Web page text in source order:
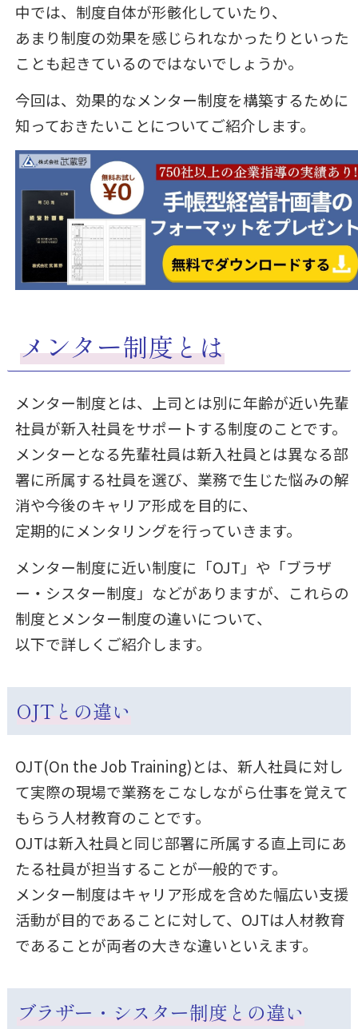
中では、制度自体が形骸化していたり、
あまり制度の効果を感じられなかったりといった
ことも起きているのではないでしょうか。
今回は、効果的なメンター制度を構築するために
知っておきたいことについてご紹介します。
メンター制度とは
メンター制度とは、上司とは別に年齢が近い先輩
社員が新入社員をサポートする制度のことです。
メンターとなる先輩社員は新入社員とは異なる部
署に所属する社員を選び、業務で生じた悩みの解
消や今後のキャリア形成を目的に、
定期的にメンタリングを行っていきます。
メンター制度に近い制度に「OJT」や「ブラザ
ー・シスター制度」などがありますが、これらの
制度とメンター制度の違いについて、
以下で詳しくご紹介します。
OJTとの違い
OJT(On the Job Training)とは、新人社員に対し
て実際の現場で業務をこなしながら仕事を覚えて
もらう人材教育のことです。
OJTは新入社員と同じ部署に所属する直上司にあ
たる社員が担当することが一般的です。
メンター制度はキャリア形成を含めた幅広い支援
活動が目的であることに対して、OJTは人材教育
であることが両者の大きな違いといえます。
ブラザー・シスター制度との違い